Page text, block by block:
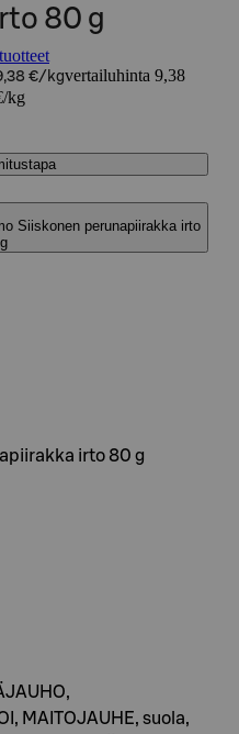
80 g
€/kgvertailuhinta 9,38
kg
Siiskonen perunapiirakka irto
irto 80 g
MAITOJAUHE, suola,